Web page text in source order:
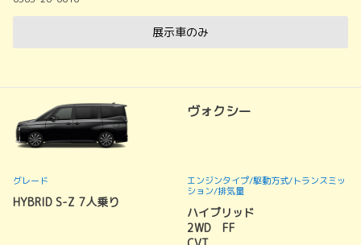
展示車のみ
ヴォクシー
グレード
HYBRID S-Z 7人乗り
エンジンタイプ/駆動方式/トランスミッ
ション/排気量
ハイブリッド
2WD FF